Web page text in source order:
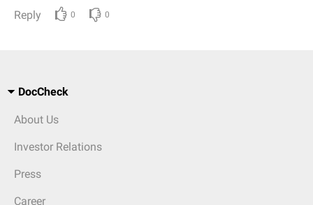
Reply 0 0
DocCheck
About Us
Investor Relations
Press
Career